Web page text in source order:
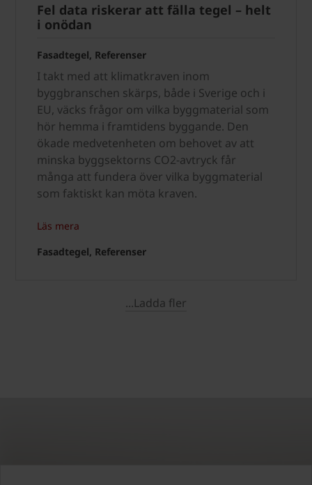
Fel data riskerar att fälla tegel – helt
i onödan
Fasadtegel, Referenser
I takt med att klimatkraven inom
byggbranschen skärps, både i Sverige och i
EU, väcks frågor om vilka byggmaterial som
hör hemma i framtidens byggande. Den
ökade medvetenheten om behovet av att
minska byggsektorns CO2-avtryck får
många att fundera över vilka byggmaterial
som faktiskt kan möta kraven.
Läs mera
Fasadtegel, Referenser
...Ladda fler